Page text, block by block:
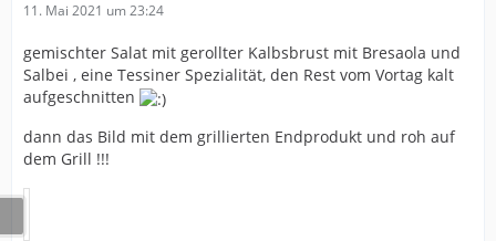
11. Mai 2021 um 23:24
gemischter Salat mit gerollter Kalbsbrust mit Bresaola und
Salbei , eine Tessiner Spezialität, den Rest vom Vortag kalt
aufgeschnitten
dann das Bild mit dem grillierten Endprodukt und roh auf
dem Grill !!!